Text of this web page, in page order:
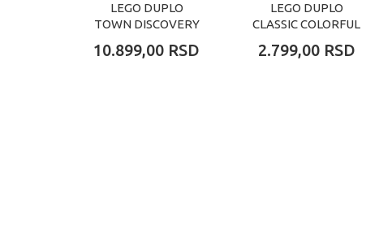
LEGO DUPLO
TOWN DISCOVERY
WILD A
10.899,00 RSD
LEGO DUPLO
CLASSIC COLORFUL
2.799,00 RSD